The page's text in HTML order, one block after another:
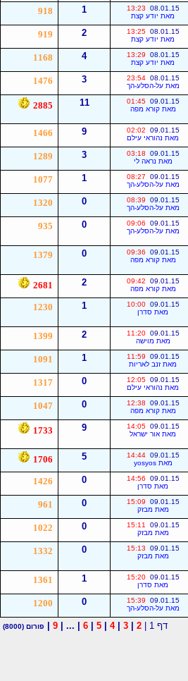
08.01.15
13:23
מאת יודע קצת
1
918
08.01.15
13:25
מאת יודע קצת
2
919
08.01.15
13:29
מאת יודע קצת
4
1168
08.01.15
23:54
מאת על-הסלע-הך
3
1476
09.01.15
01:45
מאת קורא מפה
11
2885
09.01.15
02:02
מאת נהוראי עילם
9
1466
09.01.15
03:18
מאת נראה לי
3
1289
09.01.15
08:27
מאת על-הסלע-הך
1
1077
09.01.15
08:39
מאת על-הסלע-הך
0
1320
09.01.15
09:06
מאת על-הסלע-הך
0
935
09.01.15
09:36
מאת קורא מפה
0
1379
09.01.15
09:42
מאת קורא מפה
2
2681
09.01.15
10:00
מאת סדרן
1
1230
09.01.15
11:20
מאת מוישה
2
1399
09.01.15
11:59
מאת זנב לאריות
1
1091
09.01.15
12:05
מאת נהוראי עילם
0
1317
09.01.15
12:38
מאת קורא מפה
0
1047
09.01.15
14:05
מאת אור ישראל
9
1733
09.01.15
14:44
מאת yosyos
5
1706
09.01.15
14:56
מאת סדרן
0
1426
09.01.15
15:09
מאת מבזק
0
961
09.01.15
15:11
מאת מבזק
0
1022
09.01.15
15:13
מאת מבזק
0
1332
09.01.15
15:20
מאת סדרן
1
1361
09.01.15
15:39
מאת על-הסלע-הך
0
1200
דף 1 | 2
3
|
4
5
6
| ... |
9 פורום (8000)